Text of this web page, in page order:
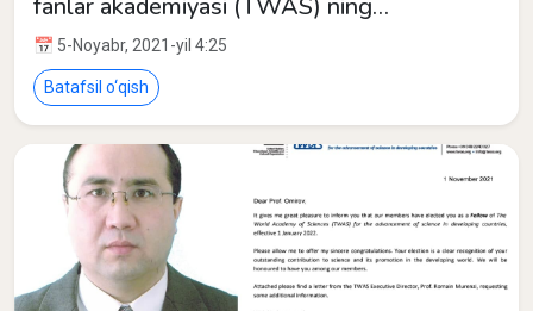
fanlar akademiyasi (TWAS) ning
rivojlanayotgan mamlakatlarda ilm-fanni
rivojlantirish bo‘yicha a’zosi etib saylandi.
📅 5-Noyabr, 2021-yil 4:25
Batafsil o‘qish